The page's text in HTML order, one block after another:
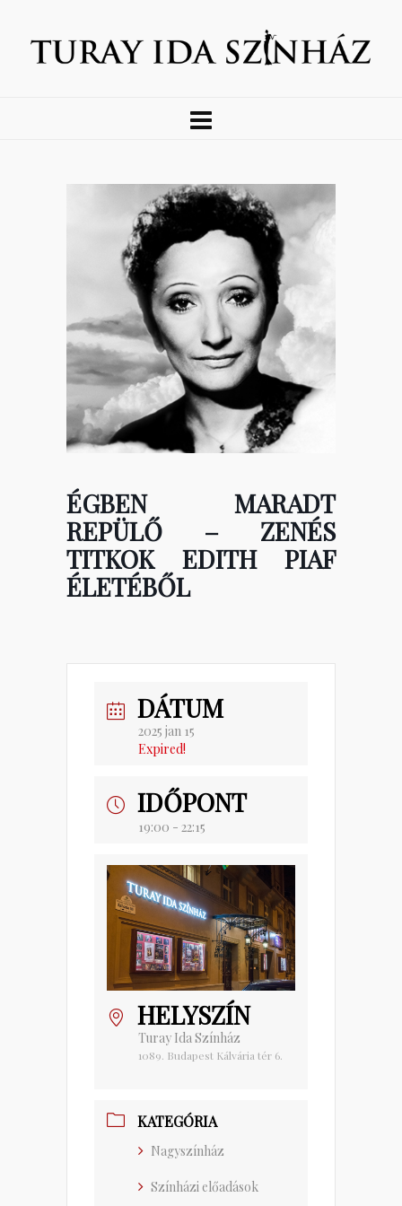
ÉGBEN MARADT
REPÜLŐ – ZENÉS
TITKOK EDITH PIAF
ÉLETÉBŐL
DÁTUM
2025 jan 15
Expired!
IDŐPONT
19:00 - 22:15
HELYSZÍN
Turay Ida Színház
1089. Budapest Kálvária tér 6.
KATEGÓRIA
Nagyszínház
Színházi előadások